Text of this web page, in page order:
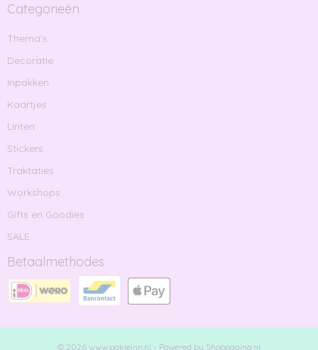
Categorieën
Thema's
Decoratie
Inpakken
Kaartjes
Linten
Stickers
Traktaties
Workshops
Gifts en Goodies
SALE
Betaalmethodes
© 2026 www.pakjeinn.nl - Powered by Shoppagina.nl